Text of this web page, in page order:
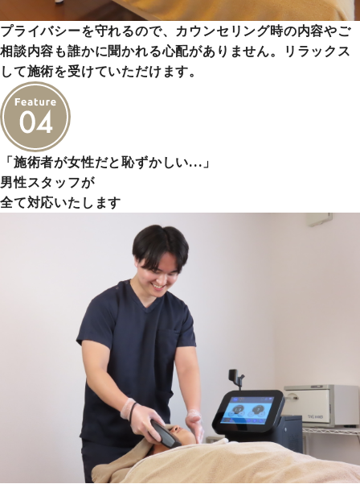
プライバシーを守れるので、カウンセリング時の内容やご
相談内容も誰かに聞かれる心配がありません。リラックス
して施術を受けていただけます。
「施術者が女性だと恥ずかしい…」
男性スタッフが
全て対応いたします